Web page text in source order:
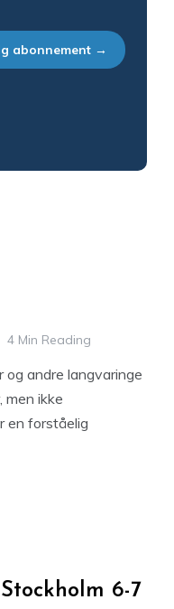
abonnement →
4 Min Reading
andre langvaringe
men ikke
en forståelig
6-7